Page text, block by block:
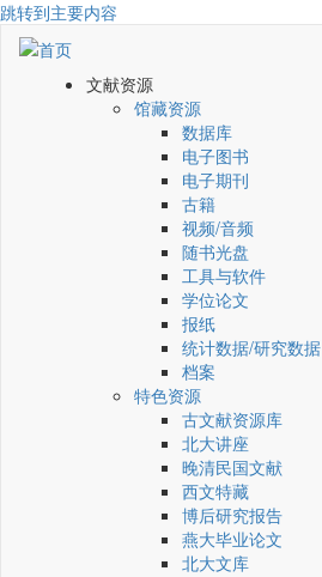
跳转到主要内容
文献资源
馆藏资源
数据库
电子图书
电子期刊
古籍
视频/音频
随书光盘
工具与软件
学位论文
报纸
统计数据/研究数据
档案
特色资源
古文献资源库
北大讲座
晚清民国文献
西文特藏
博后研究报告
燕大毕业论文
北大文库